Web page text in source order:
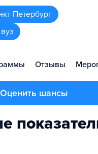
Петербург
Отзывы
Оценить шансы